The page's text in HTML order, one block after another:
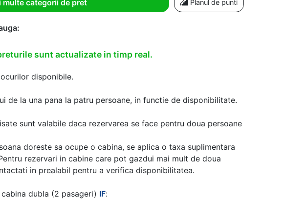
multe categorii de pret Planul de punti
sunt actualizate in timp real.
disponibile.
de la una pana la patru persoane, in functie de disponibilitate.
sunt valabile daca rezervarea se face pentru doua persoane
doreste sa ocupe o cabina, se aplica o taxa suplimentara
rezervari in cabine care pot gazdui mai mult de doua
in prealabil pentru a verifica disponibilitatea.
dubla (2 pasageri) IF: